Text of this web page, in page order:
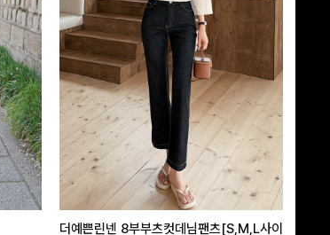
더예쁜린넨 8부부츠컷데님팬츠[S,M,L사이